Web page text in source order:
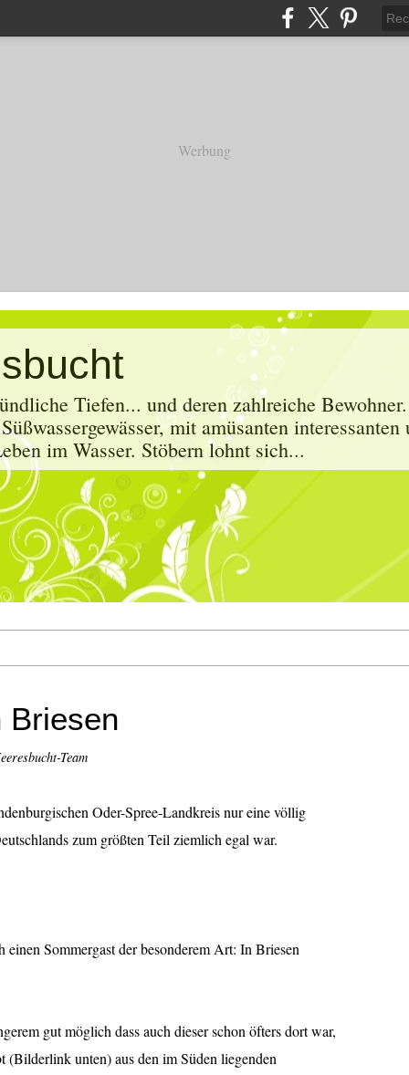
Werbung
Tiefen... und deren zahlreiche
mit amüsanten
im Wasser. Stöbern lohnt sich...
Briesen
Team
Oder-Spree-Landkreis nur eine völlig
zum größten Teil ziemlich egal war.
Sommergast der besonderem Art: In Briesen
gut möglich dass auch dieser schon öfters dort war,
(Bilderlink unten) aus den im Süden liegenden